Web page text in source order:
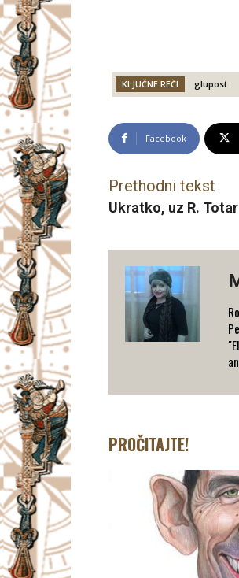
KLJUČNE REČI glupost
Facebook
Prethodni tekst
Ukratko, uz R.
PROČITAJTE!